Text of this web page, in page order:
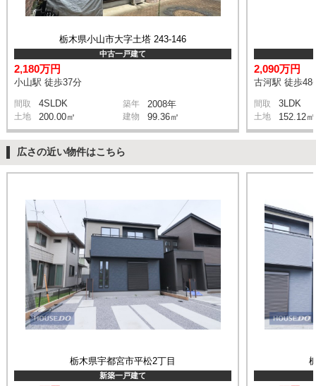
栃木県小山市大字土塔 243-146
中古一戸建て
2,180万円
小山駅 徒歩37分
間取 4SLDK 築年 2008年
土地 200.00㎡ 建物 99.36㎡
2,090万円
古河駅 徒歩48
間取 3LDK
土地 152.12㎡
広さの近い物件はこちら
栃木県宇都宮市平松2丁目
新築一戸建て